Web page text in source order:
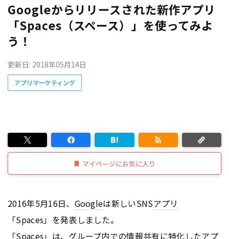
Googleからリリースされた新作アプリ
「Spaces（スペース）」を使ってみよ
う！
更新日: 2018年05月14日
アプリマーケティング
マイページにお気に入り
2016年5月16日、 Googleは新しいSNSアプリ
「Spaces」を発表しました。
「Spaces」は、グループ内での情報共有に特化したアプ